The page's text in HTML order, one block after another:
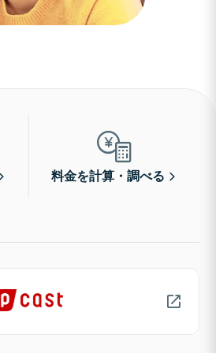
料金を計算・調べる